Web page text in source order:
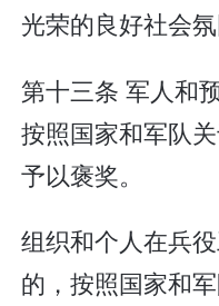
光荣的良好社会氛
第十三条 军人和
按照国家和军队
予以褒奖。
组织和个人在兵
的，按照国家和